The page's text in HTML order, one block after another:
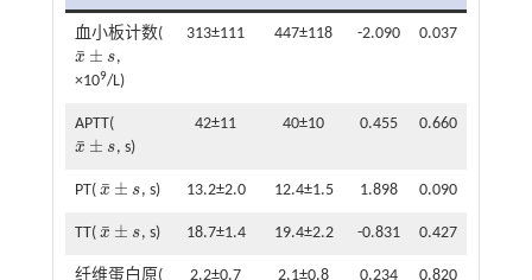
血小板计数(
x
¯ ± s
x¯ ±s
,
×109/L)
313±111 447±118 -2.090 0.037
APTT(
x
¯ ± s
x¯ ±s , s)
42±11 40±10 0.455 0.660
PT( x
¯ ± s
x¯ ±s , s) 13.2±2.0 12.4±1.5 1.898 0.090
TT( x
¯ ± s
x¯ ±s , s) 18.7±1.4 19.4±2.2 -0.831 0.427
纤维蛋白原( 2.2±0.7 2.1±0.8 0.234 0.820